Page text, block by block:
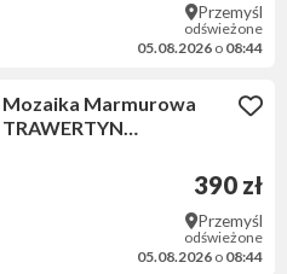
Przemyśl
odświeżone
05.08.2026 o 08:44
Mozaika Marmurowa
TRAWERTYN
390 zł
Przemyśl
odświeżone
05.08.2026 o 08:44